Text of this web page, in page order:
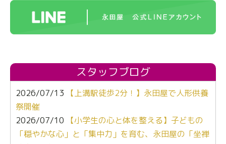
スタッフブログ
2026/07/13
【上溝駅徒歩2分！】永田屋で人形供養
祭開催
2026/07/10
【小学生の心と体を整える】子どもの
「穏やかな心」と「集中力」を育む、永田屋の「坐禅